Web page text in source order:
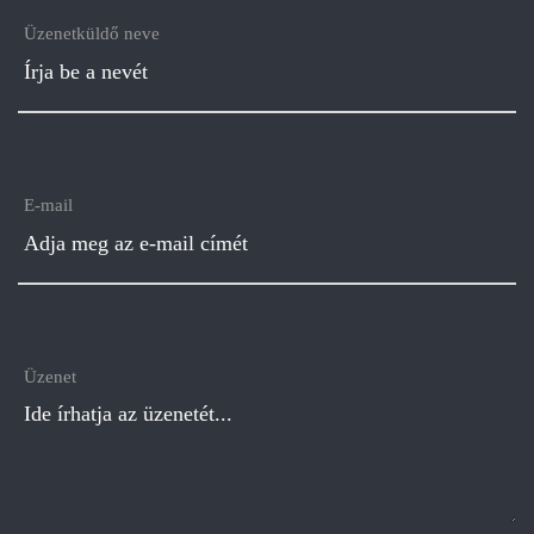
Üzenetküldő neve
E-mail
Üzenet